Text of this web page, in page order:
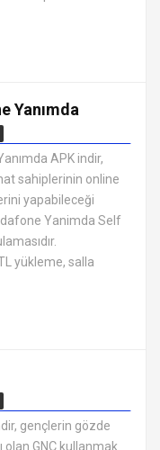
Yanımda
APKAPK indir,
sahiplerinin online
yapabileceği
Yanimda Self
yükleme, salla
APK
gençlerin gözde
olan GNÇ kullanmak